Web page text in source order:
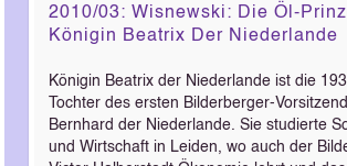
2010/03: Wisnewski: Die Öl-
Königin Beatrix Der Niederlande
Königin Beatrix der Niederlande ist die
Tochter des ersten Bilderberger-
Bernhard der Niederlande. Sie studierte
und Wirtschaft in Leiden, wo auch der